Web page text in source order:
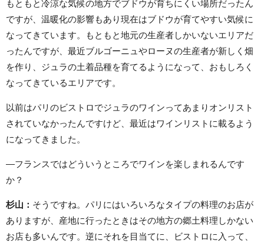
もともと冷涼な気候の地方でブドウが育ちにくい場所だったん
ですが、温暖化の影響もあり現在はブドウが育てやすい気候に
なってきています。もともと地元の生産者しかいないエリアだ
ったんですが、最近ブルゴーニュやローヌの生産者が新しく畑
を作り、ジュラの土着品種を育てるようになって、おもしろく
なってきているエリアです。
以前はパリのビストロでジュラのワインってあまりオンリスト
されていなかったんですけど、最近はワインリストに載るよう
になってきました。
—フランスではどういうところでワインを楽しまれるんです
か？
杉山： そうですね。パリにはいろいろなタイプの料理のお店が
ありますが、産地に行ったときはその地方の郷土料理しかない
お店も多いんです。逆にそれを目当てに、ビストロに入って、